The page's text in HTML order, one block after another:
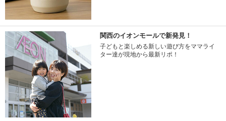
関西のイオンモールで新発見！
子どもと楽しめる新しい遊び方をママライ
ター達が現地から最新リポ！